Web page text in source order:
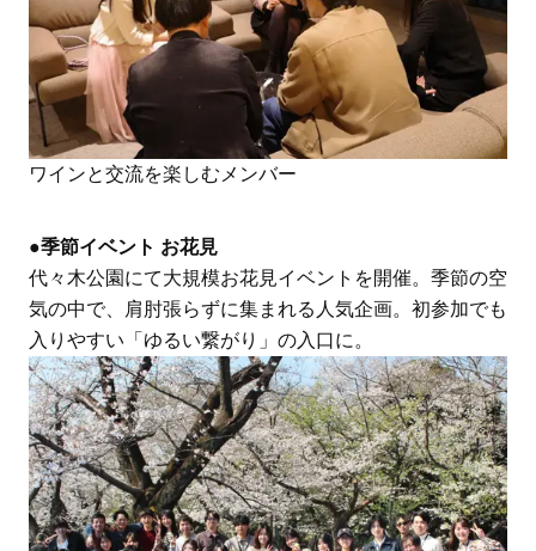
ワインと交流を楽しむメンバー
●季節イベント お花見
代々木公園にて大規模お花見イベントを開催。季節の空
気の中で、肩肘張らずに集まれる人気企画。初参加でも
入りやすい「ゆるい繋がり」の入口に。